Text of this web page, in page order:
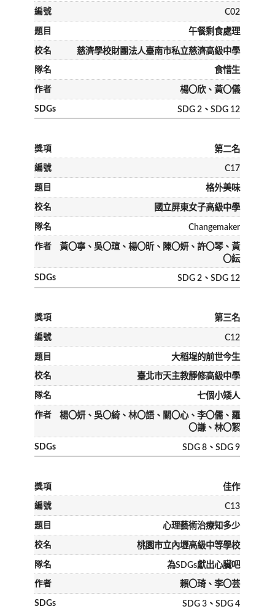
C02
午餐剩食處理
慈濟學校財團法人臺南市私立慈濟高級中學
食惜生
楊〇欣、黃〇儀
SDG 2、SDG 12
第二名
C17
格外美味
國立屏東女子高級中學
Changemaker
黃〇寧、吳〇瑄、楊〇昕、陳〇妍、許〇琴、黃
〇紜
SDG 2、SDG 12
第三名
C12
大稻埕的前世今生
臺北市天主教靜修高級中學
七個小矮人
楊〇妍、吳〇綺、林〇語、關〇心、李〇儒、羅
〇謙、林〇絜
SDG 8、SDG 9
佳作
C13
心理藝術治療知多少
桃園市立內壢高級中等學校
為SDGs獻出心臟吧
賴〇琦、李〇芸
SDG 3、SDG 4